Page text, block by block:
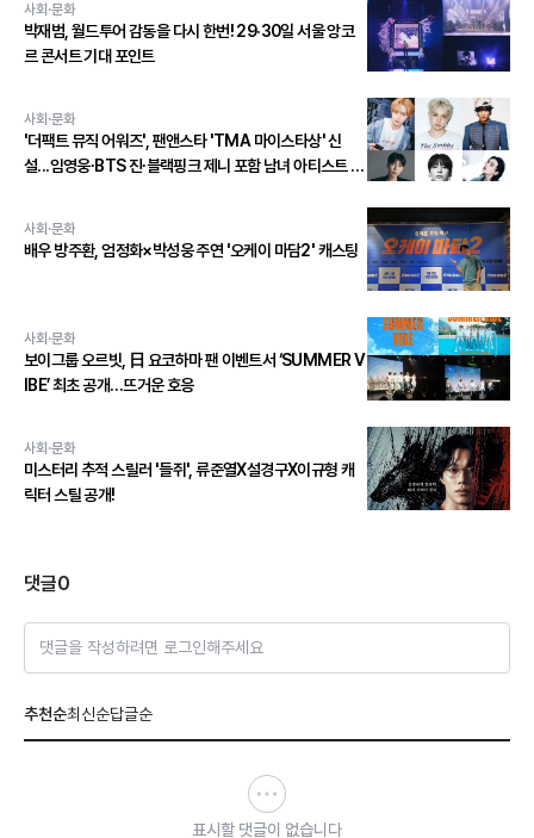
사회·문화
박재범, 월드투어 감동을 다시 한번! 29·30일 서울 앙코
르 콘서트 기대 포인트
사회·문화
'더팩트 뮤직 어워즈', 팬앤스타 'TMA 마이스타상' 신
설...임영웅∙BTS 진∙블랙핑크 제니 포함 남녀 아티스트 상
사회·문화
배우 방주환, 엄정화×박성웅 주연 '오케이 마담2' 캐스팅
사회·문화
보이그룹 오르빗, 日 요코하마 팬 이벤트서 ‘SUMMER V
IBE’ 최초 공개…뜨거운 호응
사회·문화
미스터리 추적 스릴러 '들쥐', 류준열X설경구X이규형 캐
릭터 스틸 공개!
댓글0
댓글을 작성하려면 로그인해주세요
추천순최신순답글순
표시할 댓글이 없습니다